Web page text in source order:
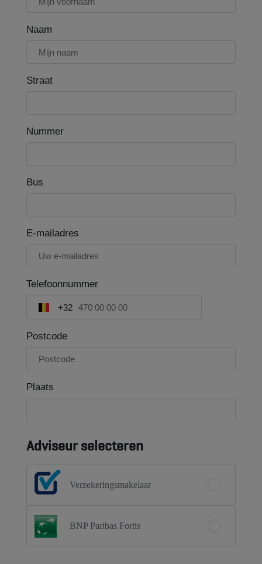
Naam
Straat
Nummer
Bus
E-mailadres
Telefoonnummer
+32
Postcode
Plaats
Adviseur selecteren
Verzekeringsmakelaar
BNP Paribas Fortis